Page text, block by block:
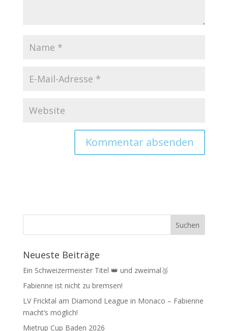
Neueste Beiträge
Ein Schweizermeister Titel 👑 und zweimal🥉
Fabienne ist nicht zu bremsen!
LV Fricktal am Diamond League in Monaco – Fabienne
macht‘s möglich!
Mietrup Cup Baden 2026